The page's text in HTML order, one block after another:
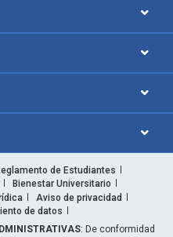
de Estudiantes
Bienestar Universitario
Aviso de privacidad
de datos
: De conformidad